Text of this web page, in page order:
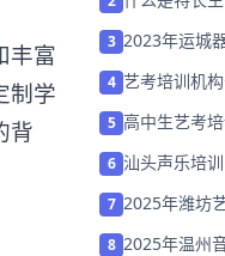
丰富
制学
背
3 2023年运城
4 艺考培训机
5 高中生艺考
6 汕头声乐培训
7 2025年潍坊
8 2025年温州